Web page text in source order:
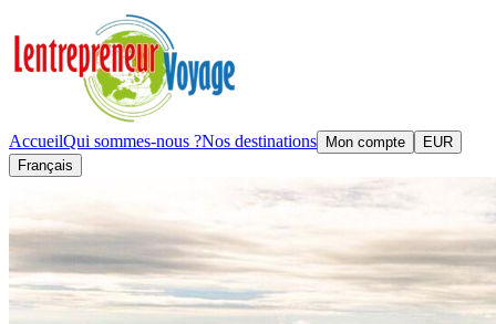
AccueilQui sommes-nous ?Nos destinations Mon compte
EUR
Français